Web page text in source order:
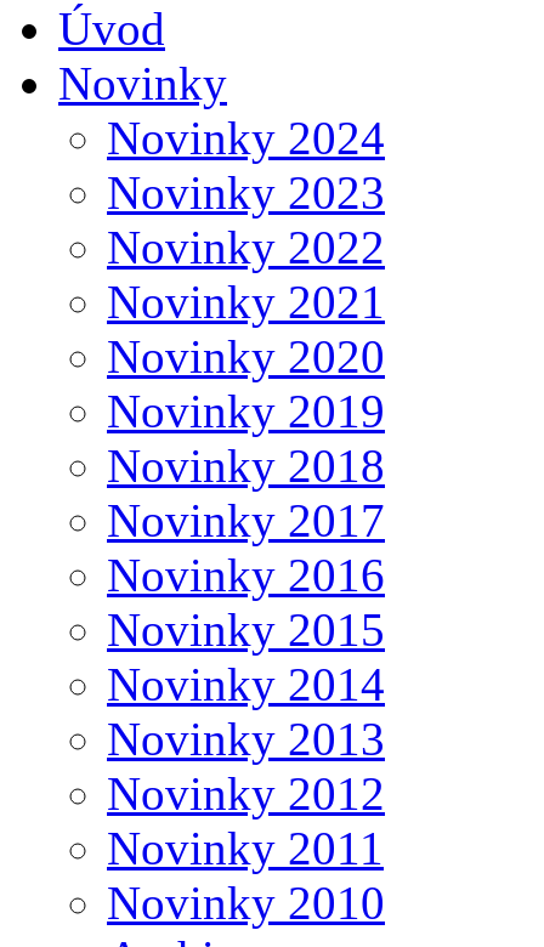
Úvod
Novinky
Novinky 2024
Novinky 2023
Novinky 2022
Novinky 2021
Novinky 2020
Novinky 2019
Novinky 2018
Novinky 2017
Novinky 2016
Novinky 2015
Novinky 2014
Novinky 2013
Novinky 2012
Novinky 2011
Novinky 2010